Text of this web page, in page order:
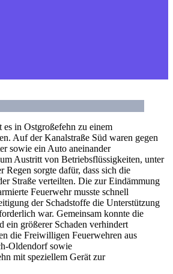
in Ostgroßefehn zu einem
Auf der Kanalstraße Süd waren gegen
sowie ein Auto aneinander
Austritt von Betriebsflüssigkeiten, unter
Regen sorgte dafür, dass sich die
Straße verteilten. Die zur Eindämmung
Feuerwehr musste schnell
der Schadstoffe die Unterstützung
war. Gemeinsam konnte die
ein größerer Schaden verhindert
die Freiwilligen Feuerwehren aus
Oldendorf sowie
mit speziellem Gerät zur